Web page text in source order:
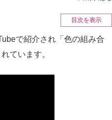
目次を表示
で紹介され「色の組み合
ています。